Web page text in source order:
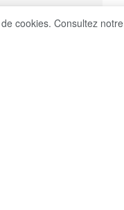
cookies. Consultez notre